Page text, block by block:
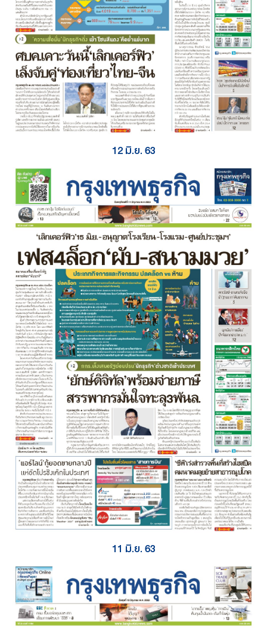
12 มิ.ย. 63
11 มิ.ย. 63